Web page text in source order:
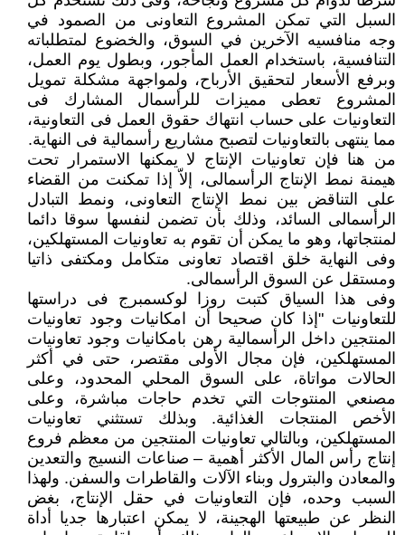
السبل التي تمكن المشروع التعاونى من الصمود في
وجه منافسيه الآخرين في السوق، والخضوع لمتطلباته
التنافسية، باستخدام العمل المأجور، وبطول يوم العمل،
وبرفع الأسعار لتحقيق الأرباح، ولمواجهة مشكلة تمويل
المشروع تعطى مميزات للرأسمال المشارك فى
التعاونيات على حساب انتهاك حقوق العمل فى التعاونية،
مما ينتهى بالتعاونيات لتصبح مشاريع رأسمالية فى النهاية.
من هنا فإن تعاونيات الإنتاج لا يمكنها الاستمرار تحت
هيمنة نمط الإنتاج الرأسمالى، إلاّ إذا تمكنت من القضاء
على التناقض بين نمط الإنتاج التعاونى، ونمط التبادل
الرأسمالى السائد، وذلك بأن تضمن لنفسها سوقا دائما
لمنتجاتها، وهو ما يمكن أن تقوم به تعاونيات المستهلكين،
وفى النهاية خلق اقتصاد تعاونى متكامل ومكتفى ذاتيا
ومستقل عن السوق الرأسمالى.
وفى هذا السياق كتبت روزا لوكسمبرج فى دراستها
للتعاونيات "إذا كان صحيحا أن امكانيات وجود تعاونيات
المنتجين داخل الرأسمالية رهن بامكانيات وجود تعاونيات
المستهلكين، فإن مجال الأولى مقتصر، حتى في أكثر
الحالات مواتاة، على السوق المحلي المحدود، وعلى
مصنعي المنتوجات التي تخدم حاجات مباشرة، وعلى
الأخص المنتجات الغذائية. وبذلك تستثني تعاونيات
المستهلكين، وبالتالي تعاونيات المنتجين من معظم فروع
إنتاج رأس المال الأكثر أهمية – صناعات النسيج والتعدين
والمعادن والبترول وبناء الآلات والقاطرات والسفن. ولهذا
السبب وحده، فإن التعاونيات في حقل الإنتاج، بغض
النظر عن طبيعتها الهجينة، لا يمكن اعتبارها جديا أداة